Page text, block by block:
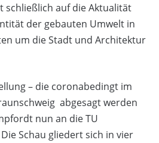
schließlich auf die Aktualität
der gebauten Umwelt in
um die Stadt und Architektur
– die coronabedingt im
abgesagt werden
nun an die TU
Schau gliedert sich in vier